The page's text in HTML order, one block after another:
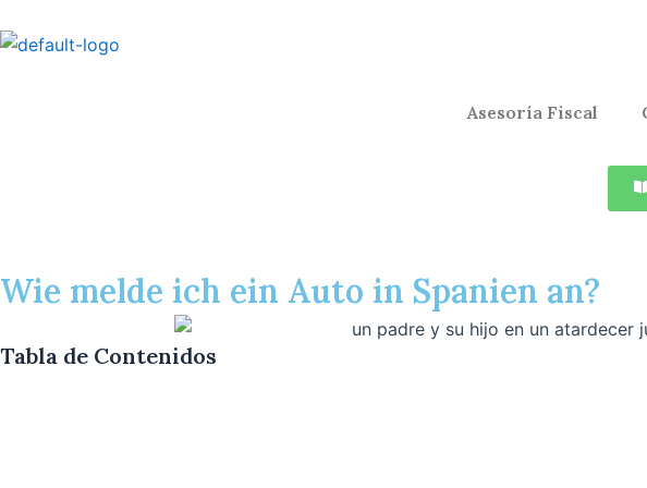
al
Asesoría Fiscal
Wie melde ich ein Auto in Spanien an?
Tabla de Contenidos